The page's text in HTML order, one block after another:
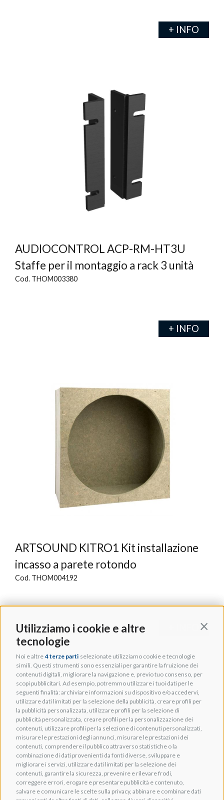
Utilizziamo i cookie e altre
tecnologie
Noi e altre 4 terze parti selezionate utilizziamo cookie e tecnologie
simili. Questi strumenti sono essenziali per garantire la fruizione dei
contenuti digitali, migliorare la navigazione e, previo tuo consenso, per
scopi pubblicitari. Ad esempio, potremmo utilizzare i tuoi dati per le
seguenti finalità: archiviare informazioni su dispositivo e/o accedervi,
utilizzare dati limitati per la selezione della pubblicità, creare profili per
la pubblicità personalizzata, utilizzare profili per la selezione di
pubblicità personalizzata, creare profili per la personalizzazione dei
contenuti, utilizzare profili per la selezione di contenuti personalizzati,
misurare le prestazioni degli annunci, misurare le prestazioni dei
contenuti, comprendere il pubblico attraverso statistiche o la
combinazione di dati provenienti da fonti diverse, sviluppare e
migliorare i servizi, utilizzare dati limitati per la selezione dei
contenuti, garantire la sicurezza, prevenire e rilevare frodi,
correggere errori, erogare e presentare pubblicità e contenuto,
salvare e comunicare le scelte sulla privacy, abbinare e combinare dati
+ INFO
AUDIOCONTROL ACP-RM-HT3U
Staffe per il montaggio a rack 3 unità
Cod. THOM003380
+ INFO
ARTSOUND KITRO1 Kit installazione
incasso a parete rotondo
Cod. THOM004192